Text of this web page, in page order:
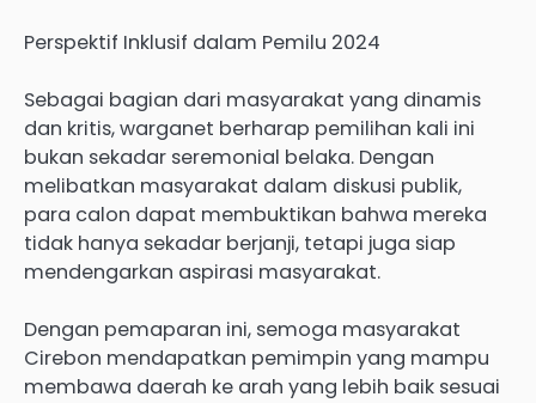
Perspektif Inklusif dalam Pemilu 2024
Sebagai bagian dari masyarakat yang dinamis
dan kritis, warganet berharap pemilihan kali ini
bukan sekadar seremonial belaka. Dengan
melibatkan masyarakat dalam diskusi publik,
para calon dapat membuktikan bahwa mereka
tidak hanya sekadar berjanji, tetapi juga siap
mendengarkan aspirasi masyarakat.
Dengan pemaparan ini, semoga masyarakat
Cirebon mendapatkan pemimpin yang mampu
membawa daerah ke arah yang lebih baik sesuai